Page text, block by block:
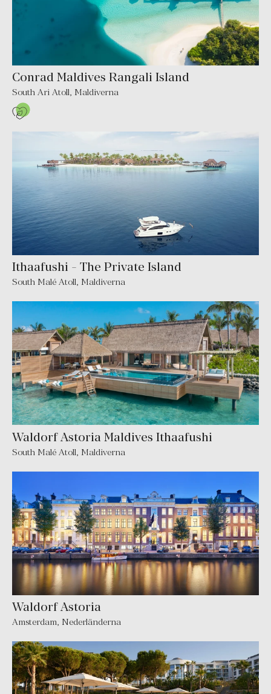
Conrad Maldives Rangali Island
South Ari Atoll, Maldiverna
Ithaafushi - The Private Island
South Malé Atoll, Maldiverna
Waldorf Astoria Maldives Ithaafushi
South Malé Atoll, Maldiverna
Waldorf Astoria
Amsterdam, Nederländerna